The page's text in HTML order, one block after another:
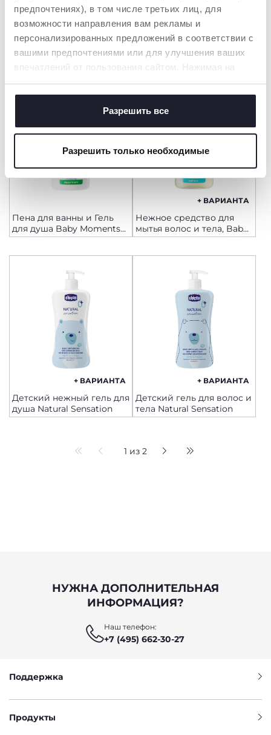
предпочтениях), в том числе третьих лиц, для
возможности направления вам рекламы и
персонализированных предложений в соответствии с
вашими предпочтениями или для улучшения ваших
впечатлений от пользования сайтом. Нажимая на
кнопку «принять все», вы соглашаетесь с
размещением всех файлов cookie. Если вы желаете
получить больше информации или предоставить
согласие на использование некоторых файлов cookie,
баннер, вы соглашаетесь использовать только
технические файлы cookie, которые необходимы для
запрашиваемой услуги.
Политика использования файлов cookie
Разрешить все
Разрешить только необходимые
+ ВАРИАНТА
Пена для ванны без слёз
Baby Moments
Пена для ванны Baby
Moments 500 мл
Пена для ванны и Гель
для душа Baby Moments
500 мл
+ ВАРИАНТА
Нежное средство для
мытья волос и тела, Baby
Moments
+ ВАРИАНТА
Детский нежный гель для
душа Natural Sensation
+ ВАРИАНТА
Детский гель для волос и
тела Natural Sensation
1 из 2
НУЖНА ДОПОЛНИТЕЛЬНАЯ
ИНФОРМАЦИЯ?
Наш телефон:
+7 (495) 662-30-27
Поддержка
Продукты